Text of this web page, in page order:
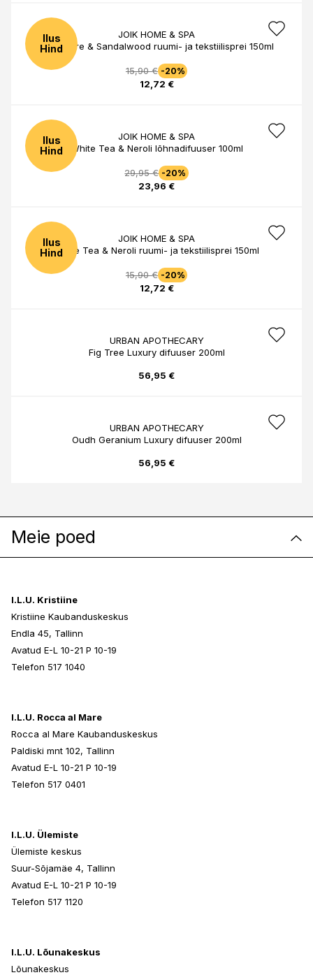
Ilus
Hind
JOIK HOME & SPA
Cashmere & Sandalwood ruumi- ja tekstiilisprei 150ml
15,90 € -20%
12,72 €
Ilus
Hind
JOIK HOME & SPA
White Tea & Neroli lõhnadifuuser 100ml
29,95 € -20%
23,96 €
Ilus
Hind
JOIK HOME & SPA
White Tea & Neroli ruumi- ja tekstiilisprei 150ml
15,90 € -20%
12,72 €
URBAN APOTHECARY
Fig Tree Luxury difuuser 200ml
56,95 €
URBAN APOTHECARY
Oudh Geranium Luxury difuuser 200ml
56,95 €
Meie poed
I.L.U. Kristiine
Kristiine Kaubanduskeskus
Endla 45, Tallinn
Avatud E-L 10-21 P 10-19
Telefon 517 1040
I.L.U. Rocca al Mare
Rocca al Mare Kaubanduskeskus
Paldiski mnt 102, Tallinn
Avatud E-L 10-21 P 10-19
Telefon 517 0401
I.L.U. Ülemiste
Ülemiste keskus
Suur-Sõjamäe 4, Tallinn
Avatud E-L 10-21 P 10-19
Telefon 517 1120
I.L.U. Lõunakeskus
Lõunakeskus